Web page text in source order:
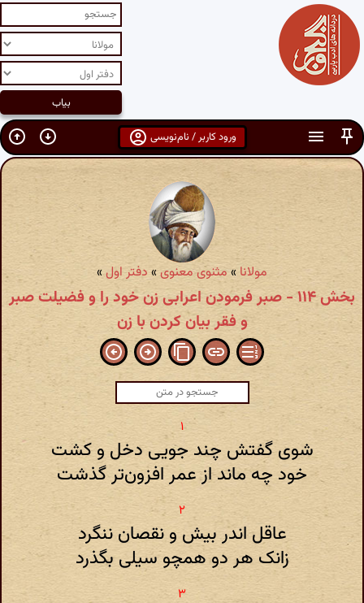
ورود کاربر / نام‌نویسی
مولانا » مثنوی معنوی» دفتر اول»
بخش ۱۱۴ - صبر فرمودن اعرابی زن خود را و فضیلت صبر
و فقر بیان کردن با زن
شوی گفتش چند جویی دخل و کشت
خود چه ماند از عمر افزون‌تر گذشت
عاقل اندر بیش و نقصان ننگرد
زانک هر دو همچو سیلی بگذرد